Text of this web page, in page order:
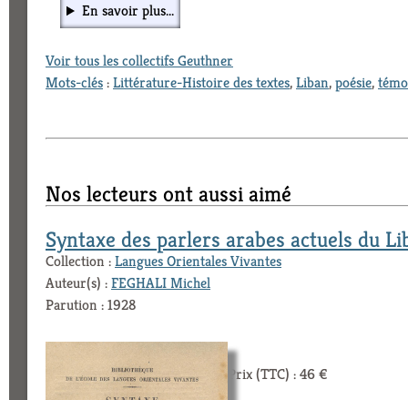
En savoir plus...
Voir tous les collectifs Geuthner
Mots-clés:Littérature-Histoire des textes,Liban,poésie,
Nos lecteurs ont aussi aimé
Syntaxe des parlers arabes actuels du
Collection :Langues Orientales Vivantes
Auteur(s) :FEGHALI Michel
Parution : 1928
Prix (TTC) : 46 €